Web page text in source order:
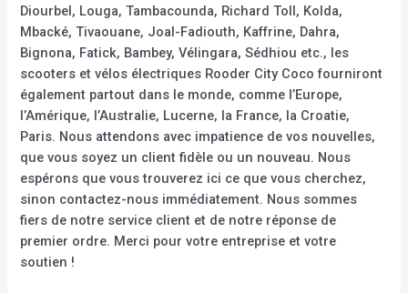
Diourbel, Louga, Tambacounda, Richard Toll, Kolda,
Mbacké, Tivaouane, Joal-Fadiouth, Kaffrine, Dahra,
Bignona, Fatick, Bambey, Vélingara, Sédhiou etc., les
scooters et vélos électriques Rooder City Coco fourniront
également partout dans le monde, comme l’Europe,
l’Amérique, l’Australie, Lucerne, la France, la Croatie,
Paris. Nous attendons avec impatience de vos nouvelles,
que vous soyez un client fidèle ou un nouveau. Nous
espérons que vous trouverez ici ce que vous cherchez,
sinon contactez-nous immédiatement. Nous sommes
fiers de notre service client et de notre réponse de
premier ordre. Merci pour votre entreprise et votre
soutien !